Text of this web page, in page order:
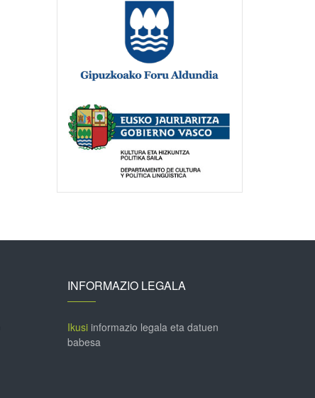
INFORMAZIO LEGALA
Ikusiinformazio legala eta datuen
babesa